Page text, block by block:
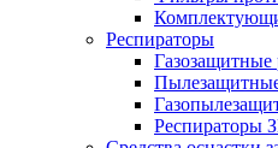
Респираторы
Газозащитные
Респираторы